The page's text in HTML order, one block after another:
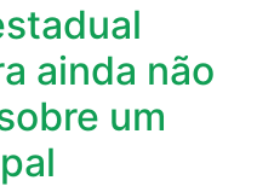
ainda não
um